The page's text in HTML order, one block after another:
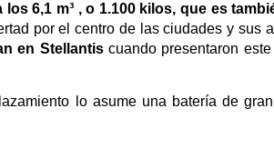
6,1 m³ , o 1.100 kilos, que es
por el centro de las ciudades y sus
en Stellantiscuando presentaron
lo asume una batería de